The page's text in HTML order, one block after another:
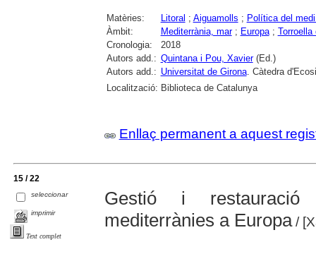
Matèries: Litoral ; Aiguamolls ; Política del
Àmbit:
Mediterrània, mar; Europa; Torroella
Cronologia:
2018
Autors add.: Quintana i Pou, Xavier(Ed.)
Autors add.: Universitat de Girona. Càtedra
Localització: Biblioteca de Catalunya
Enllaç permanent a aquest
15 / 22
seleccionar
imprimir
Text complet
Gestió i restauració
mediterrànies a Europa/